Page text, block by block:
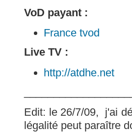
VoD payant :
France tvod
Live TV :
http://atdhe.net
Edit: le 26/7/09, j'ai
légalité peut paraître